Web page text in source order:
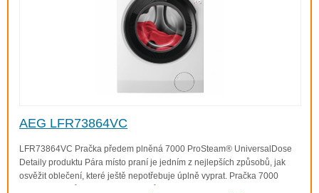
PRAČKY S FUNKCÍ AUTODOSE
Pračky AEG AutoDose se svým dávkováním přizpůsobí
Prací prostředek i aviváž jsou uvolňovany ihned po
zahájení pracího cyklu
Lze propojit s mobilní aplikací My AEG
AEG LFR73864VC
LFR73864VC Pračka předem plněná 7000 ProSteam® UniversalDose
Detaily produktu Pára místo praní je jedním z nejlepších způsobů, jak
osvěžit oblečení, které ještě nepotřebuje úplně vyprat. Pračka 7000